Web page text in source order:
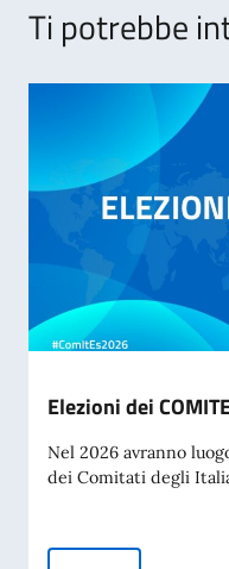
Ti potrebbe
Elezioni dei
Nel 2026 avranno
dei Comitati degli